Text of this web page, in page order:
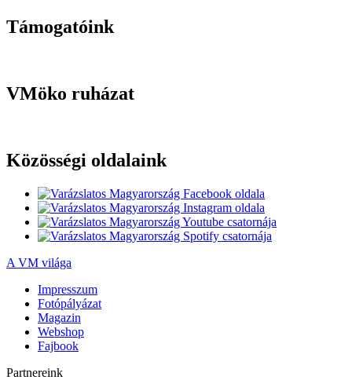
Támogatóink
VMöko ruházat
Közösségi oldalaink
A VM világa
Impresszum
Fotópályázat
Magazin
Webshop
Fajbook
Partnereink